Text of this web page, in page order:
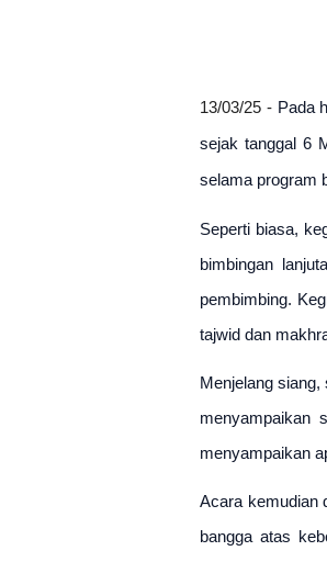
13/03/25 - Pada
sejak tanggal 6
selama program
Seperti biasa,
bimbingan
pembimbing.
tajwid dan
Menjelang
menyampaikan
menyampaikan
Acara kemudian
bangga atas